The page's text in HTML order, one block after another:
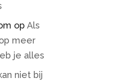
opAls
meer
je alles
niet bij